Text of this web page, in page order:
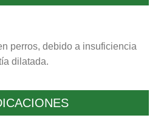
perros, debido a insuficiencia
dilatada.